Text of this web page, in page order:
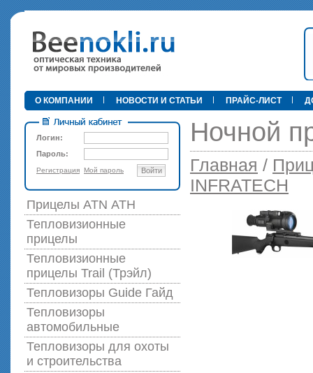
•
89 000
О КОМПАНИИ НОВОСТИ И СТАТЬИ ПРАЙС-ЛИСТ
Логин:
Пароль:
Регистрация Мой пароль Войти
Прицелы ATN АТН
Тепловизионные
прицелы
Тепловизионные
прицелы Trail (Трэйл)
Тепловизоры Guide Гайд
Тепловизоры
автомобильные
Тепловизоры для охоты
и строительства
Ночной
Главная /
INFRATECH